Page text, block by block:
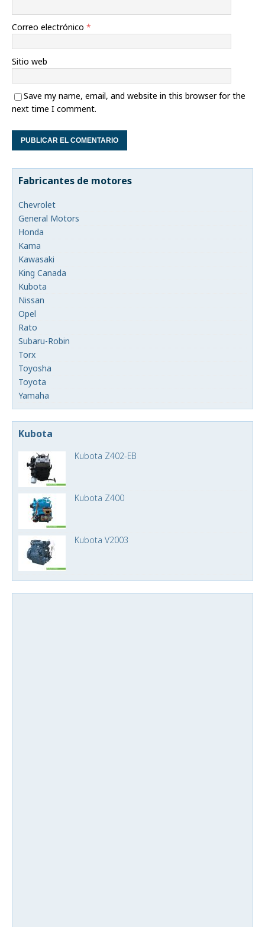
Correo electrónico *
Sitio web
Save my name, email, and website in this browser for the
next time I comment.
Fabricantes de motores
Chevrolet
General Motors
Honda
Kama
Kawasaki
King Canada
Kubota
Nissan
Opel
Rato
Subaru-Robin
Torx
Toyosha
Toyota
Yamaha
Kubota
Kubota Z402-EB
Kubota Z400
Kubota V2003